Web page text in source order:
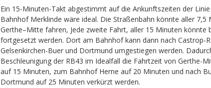
Ein 15-Minuten-Takt abgestimmt auf die Ankunftszeiten der
Bahnhof Merklinde wäre ideal. Die Straßenbahn könnte aller 7,5
Gerthe–Mitte fahren, Jede zweite Fahrt, aller 15 Minuten könnte
fortgesetzt werden. Dort am Bahnhof kann dann nach Castrop-
Gelsenkirchen-Buer und Dortmund umgestiegen werden.
Beschleunigung der RB43 im Idealfall die Fahrtzeit von Gerthe-
auf 15 Minuten, zum Bahnhof Herne auf 20 Minuten und nach
Dortmund auf 25 Minuten verkürzt werden.